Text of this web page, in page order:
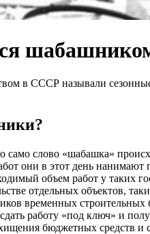
в СССР называли
само слово «шабашка»
они в этот день
объем работ у таких
отдельных объектов,
временных строительных
работу «под ключ» и
бюджетных средств и